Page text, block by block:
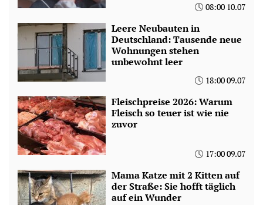
08:00 10.07
Leere Neubauten in
Deutschland: Tausende neue
Wohnungen stehen
unbewohnt leer
18:00 09.07
Fleischpreise 2026: Warum
Fleisch so teuer ist wie nie
zuvor
17:00 09.07
Mama Katze mit 2 Kitten auf
der Straße: Sie hofft täglich
auf ein Wunder